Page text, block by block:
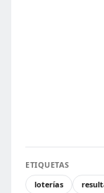
ETIQUETAS
loterías